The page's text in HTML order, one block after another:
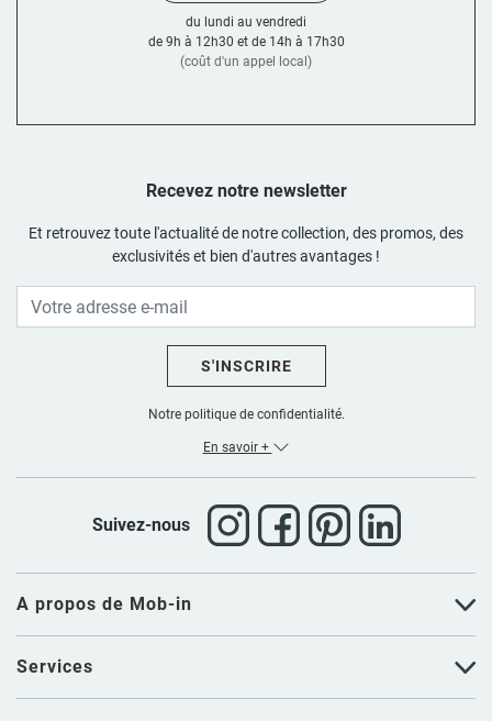
A propos de Mob-in
Services
Recevez notre newsletter
Et retrouvez toute l'actualité de notre collection, des promos, des
exclusivités et bien d'autres avantages !
S'INSCRIRE
Notre politique de confidentialité.
En savoir +
Suivez-nous
du lundi au vendredi
de 9h à 12h30 et de 14h à 17h30
(coût d'un appel local)